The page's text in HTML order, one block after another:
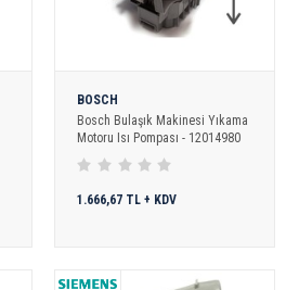
BOSCH
Bosch Bulaşık Makinesi Yıkama
Motoru Isı Pompası - 12014980
1.666,67 TL + KDV